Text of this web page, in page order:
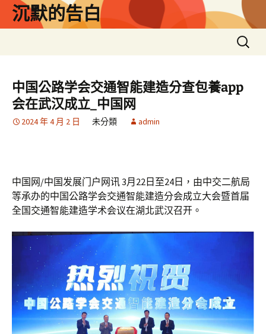
沉默的告白
搜
尋
字:
中国公路学会交通智能建造分查包養app
会在武汉成立_中国网
2024 年 4 月 2 日 未分類 admin
中国网/中国发展门户网讯 3月22日至24日，由中交二航局
等承办的中国公路学会交通智能建造分会成立大会暨首届
全国交通智能建造学术会议在湖北武汉召开。